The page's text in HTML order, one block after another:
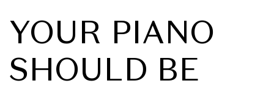
YOUR PIANO
SHOULD BE